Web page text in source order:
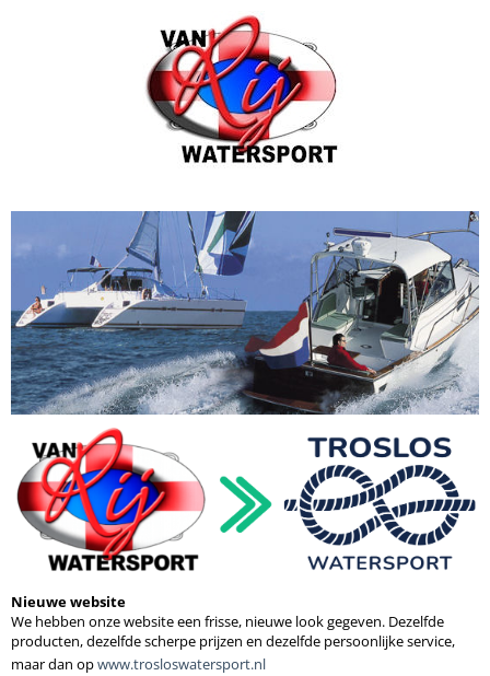
Nieuwe website
We hebben onze website een frisse, nieuwe look gegeven. Dezelfde
producten, dezelfde scherpe prijzen en dezelfde persoonlijke service,
maar dan opwww.trosloswatersport.nl